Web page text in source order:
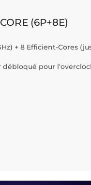
(6P+8E)
+ 8 Efficient-Cores
pour